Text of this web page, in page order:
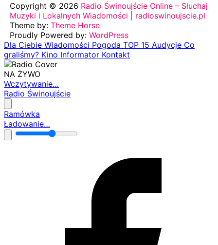
Copyright © 2026 Radio Świnoujście Online – Słuchaj
Muzyki i Lokalnych Wiadomości | radioswinoujscie.pl
Theme by: Theme Horse
Proudly Powered by: WordPress
Dla Ciebie Wiadomości Pogoda TOP 15 Audycje Co
graliśmy? Kino Informator Kontakt
NA ŻYWO
Wczytywanie…
Radio Świnoujście
Ramówka
Ładowanie…